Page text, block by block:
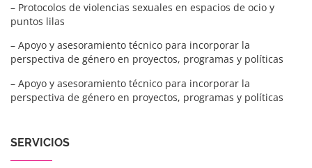
SERVICIOS
– Protocolos de violencias sexuales en espacios de ocio y
puntos lilas
– Apoyo y asesoramiento técnico para incorporar la
perspectiva de género en proyectos, programas y políticas
– Apoyo y asesoramiento técnico para incorporar la
perspectiva de género en proyectos, programas y políticas